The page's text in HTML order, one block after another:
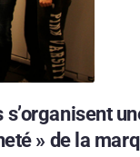
» de la